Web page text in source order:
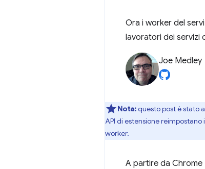
Ora i worker del
lavoratori dei servizi
Joe Medley
Nota:questo post è stato
API di estensione
worker.
A partire da Chrome